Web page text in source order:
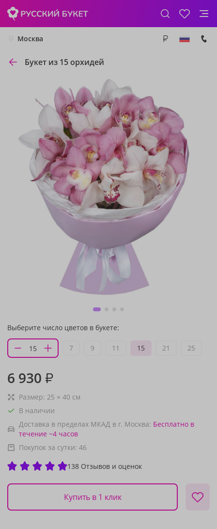
Москва
Букет из 15 орхидей
Выберите число цветов в букете:
7 9 11 15 21 25
6 930 ₽
Размер: 25 × 40 см
В наличии
Доставка в пределах МКАД в г. Москва: Бесплатно в
течение ~4 часов
Покупок за сутки: 46
138 Отзывов и оценок
Купить в 1 клик